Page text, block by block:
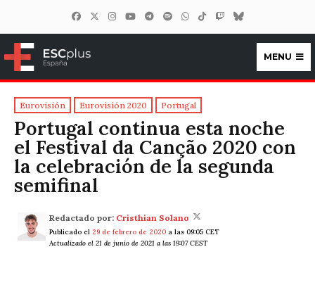
ESCplus España
MENU
Eurovisión Eurovisión 2020 Portugal
Portugal continua esta noche
el Festival da Canção 2020 con
la celebración de la segunda
semifinal
Redactado por: Cristhian Solano
Publicado el 29 de febrero de 2020 a las 09:05 CET
Actualizado el 21 de junio de 2021 a las 19:07 CEST